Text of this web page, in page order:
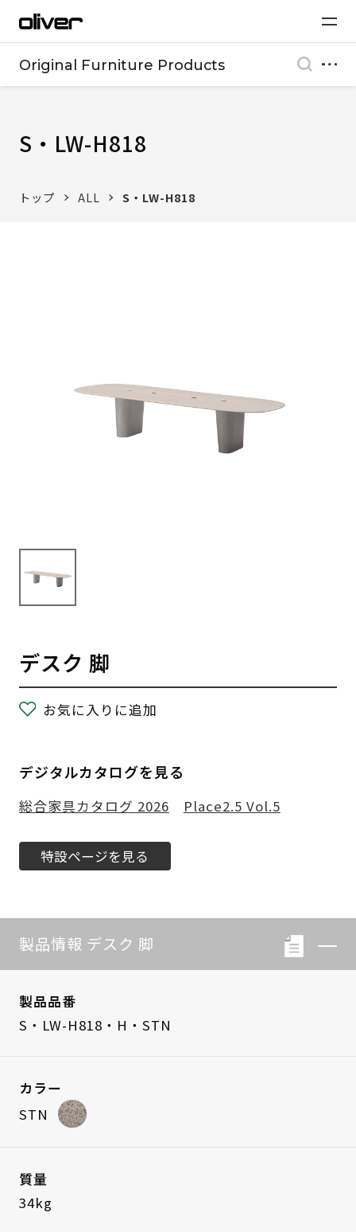
Original Furniture Products
S・LW-H818
トップ ALL S・LW-H818
デスク 脚
お気に入りに追加
デジタルカタログを見る
総合家具カタログ 2026 Place2.5 Vol.5
特設ページを見る
製品情報 デスク 脚
製品品番
S・LW-H818・H・STN
カラー
STN
質量
34kg